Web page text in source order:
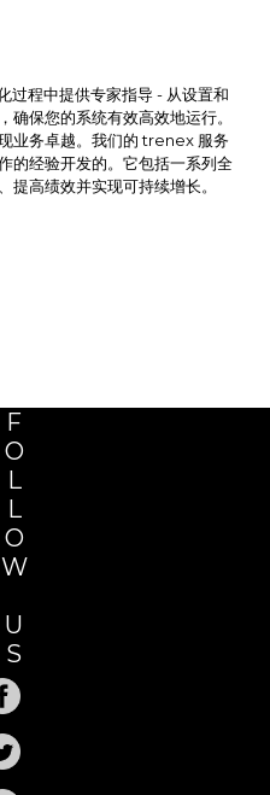
过程中提供专家指导 - 从设置和
确保您的系统有效高效地运行。
业务卓越。我们的 trenex 服务
的经验开发的。它包括一系列全
提高绩效并实现可持续增长。
F
O
L
L
O
W
U
S